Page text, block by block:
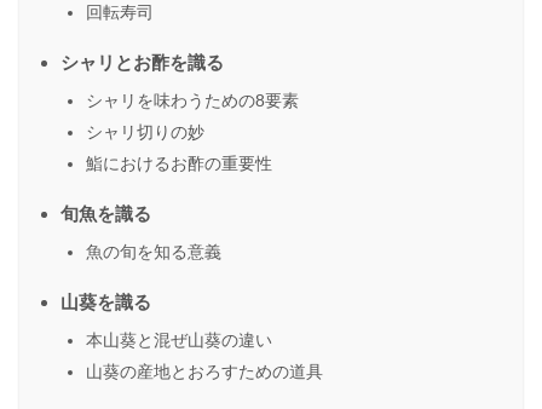
回転寿司
シャリとお酢を識る
シャリを味わうための8要素
シャリ切りの妙
鮨におけるお酢の重要性
旬魚を識る
魚の旬を知る意義
山葵を識る
本山葵と混ぜ山葵の違い
山葵の産地とおろすための道具